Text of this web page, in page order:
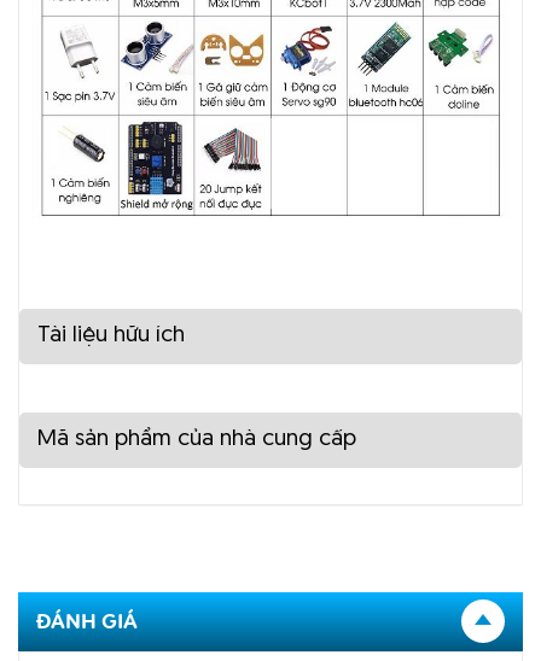
Tài liệu hữu ích
Mã sản phẩm của nhà cung cấp
ĐÁNH GIÁ